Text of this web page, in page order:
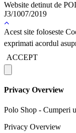
Website detinut de
J3/1007/2019
Acest site foloseste
exprimati acordul
ACCEPT
Privacy Overview
Polo Shop - Cumperi
Privacy Overview